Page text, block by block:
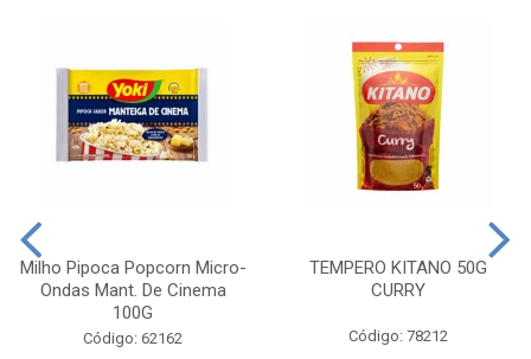
Milho Pipoca Popcorn Micro-
Ondas Mant. De Cinema
100G
Código: 62162
TEMPERO KITANO 50G
CURRY
Código: 78212